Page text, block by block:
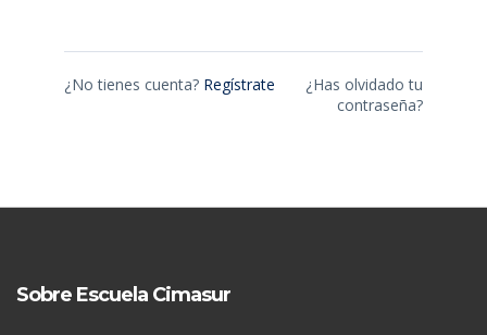
¿No tienes cuenta? Regístrate
¿Has olvidado tu
contraseña?
Sobre Escuela Cimasur